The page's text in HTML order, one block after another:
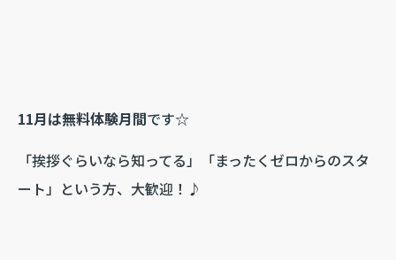
11月は無料体験月間です☆
「挨拶ぐらいなら知ってる」「まったくゼロからのスタ
ート」という方、大歓迎！♪